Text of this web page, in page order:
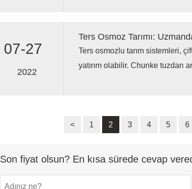
07-27
2022
Ters Osmoz Tarımı:
Ters osmozlu tarım sistemleri,
yatırım olabilir. Chunke tuzdan
< 1 2 3 4 5 6
Son fiyat olsun? En kısa sürede cevap